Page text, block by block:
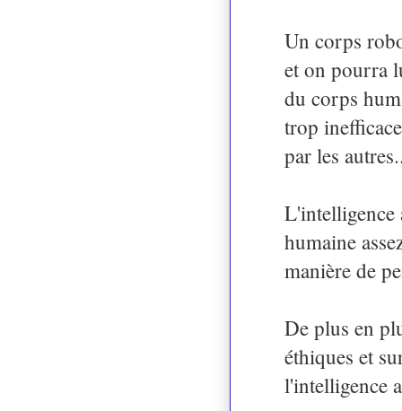
Un corps
et on pourra
du corps
trop
par les
L'intelligence
humaine
manière de
De plus en
éthiques et
l'intelligence